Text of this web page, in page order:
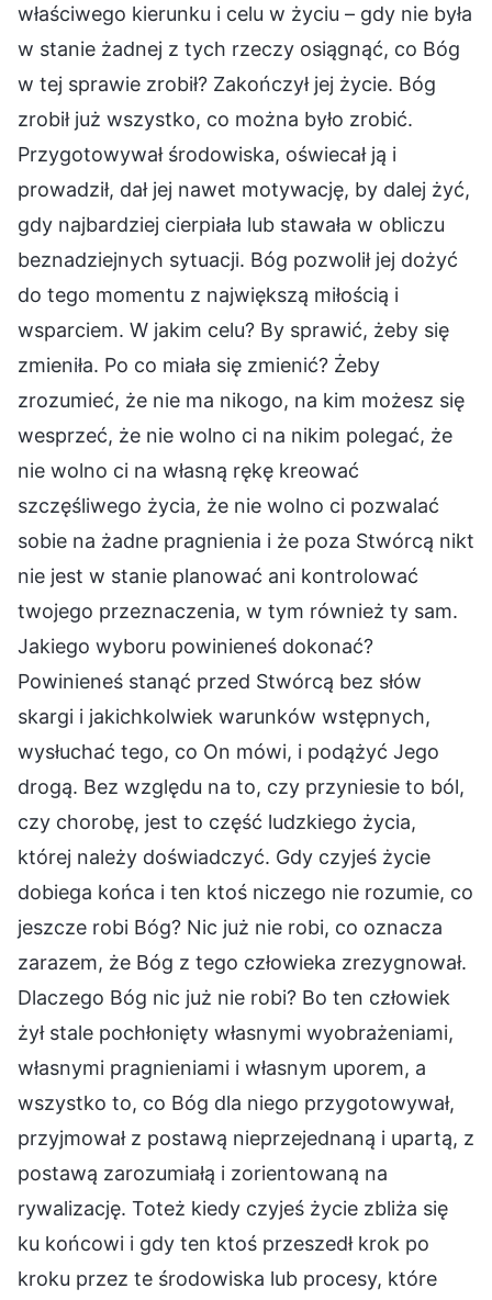
właściwego kierunku i celu w życiu – gdy nie była
w stanie żadnej z tych rzeczy osiągnąć, co Bóg
w tej sprawie zrobił? Zakończył jej życie. Bóg
zrobił już wszystko, co można było zrobić.
Przygotowywał środowiska, oświecał ją i
prowadził, dał jej nawet motywację, by dalej żyć,
gdy najbardziej cierpiała lub stawała w obliczu
beznadziejnych sytuacji. Bóg pozwolił jej dożyć
do tego momentu z największą miłością i
wsparciem. W jakim celu? By sprawić, żeby się
zmieniła. Po co miała się zmienić? Żeby
zrozumieć, że nie ma nikogo, na kim możesz się
wesprzeć, że nie wolno ci na nikim polegać, że
nie wolno ci na własną rękę kreować
szczęśliwego życia, że nie wolno ci pozwalać
sobie na żadne pragnienia i że poza Stwórcą nikt
nie jest w stanie planować ani kontrolować
twojego przeznaczenia, w tym również ty sam.
Jakiego wyboru powinieneś dokonać?
Powinieneś stanąć przed Stwórcą bez słów
skargi i jakichkolwiek warunków wstępnych,
wysłuchać tego, co On mówi, i podążyć Jego
drogą. Bez względu na to, czy przyniesie to ból,
czy chorobę, jest to część ludzkiego życia,
której należy doświadczyć. Gdy czyjeś życie
dobiega końca i ten ktoś niczego nie rozumie, co
jeszcze robi Bóg? Nic już nie robi, co oznacza
zarazem, że Bóg z tego człowieka zrezygnował.
Dlaczego Bóg nic już nie robi? Bo ten człowiek
żył stale pochłonięty własnymi wyobrażeniami,
własnymi pragnieniami i własnym uporem, a
wszystko to, co Bóg dla niego przygotowywał,
przyjmował z postawą nieprzejednaną i upartą, z
postawą zarozumiałą i zorientowaną na
rywalizację. Toteż kiedy czyjeś życie zbliża się
ku końcowi i gdy ten ktoś przeszedł krok po
kroku przez te środowiska lub procesy, które